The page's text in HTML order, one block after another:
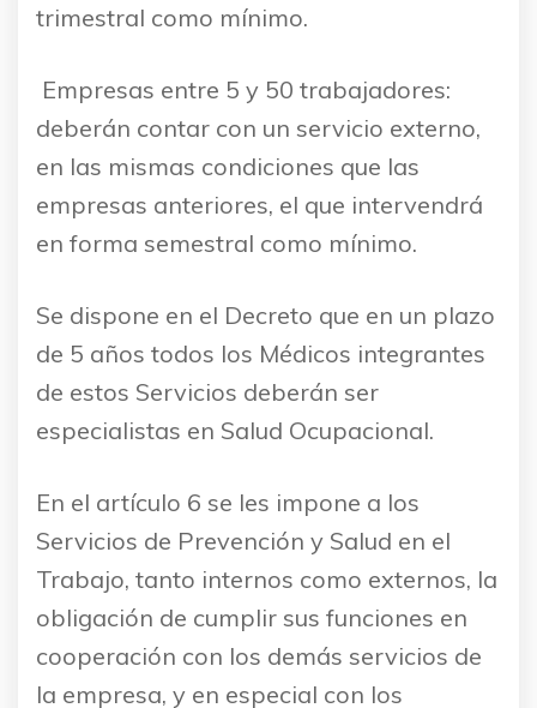
trimestral como mínimo.
 Empresas entre 5 y 50 trabajadores:
deberán contar con un servicio externo,
en las mismas condiciones que las
empresas anteriores, el que intervendrá
en forma semestral como mínimo.
Se dispone en el Decreto que en un plazo
de 5 años todos los Médicos integrantes
de estos Servicios deberán ser
especialistas en Salud Ocupacional.
En el artículo 6 se les impone a los
Servicios de Prevención y Salud en el
Trabajo, tanto internos como externos, la
obligación de cumplir sus funciones en
cooperación con los demás servicios de
la empresa, y en especial con los